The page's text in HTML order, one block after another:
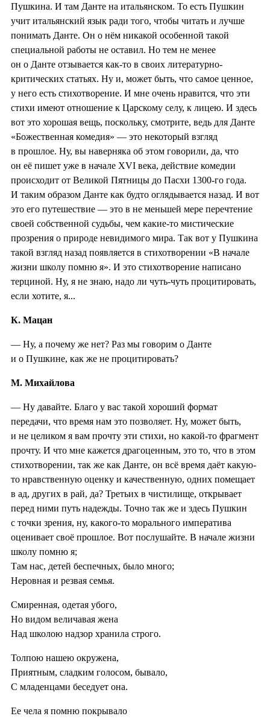
Пушкина. И там Данте на итальянском. То есть Пушкин
учит итальянский язык ради того, чтобы читать и лучше
понимать Данте. Он о нём никакой особенной такой
специальной работы не оставил. Но тем не менее
он о Данте отзывается как-то в своих литературно-
критических статьях. Ну и, может быть, что самое ценное,
у него есть стихотворение. И мне очень нравится, что эти
стихи имеют отношение к Царскому селу, к лицею. И здесь
вот это хорошая вещь, поскольку, смотрите, ведь для Данте
«Божественная комедия» — это некоторый взгляд
в прошлое. Ну, вы наверняка об этом говорили, да, что
он её пишет уже в начале XVI века, действие комедии
происходит от Великой Пятницы до Пасхи 1300-го года.
И таким образом Данте как будто оглядывается назад. И вот
это его путешествие — это в не меньшей мере перечтение
своей собственной судьбы, чем какие-то мистические
прозрения о природе невидимого мира. Так вот у Пушкина
такой взгляд назад появляется в стихотворении «В начале
жизни школу помню я». И это стихотворение написано
терциной. Ну, я не знаю, надо ли чуть-чуть процитировать,
если хотите, я...
К. Мацан
— Ну, а почему же нет? Раз мы говорим о Данте
и о Пушкине, как же не процитировать?
М. Михайлова
— Ну давайте. Благо у вас такой хороший формат
передачи, что время нам это позволяет. Ну, может быть,
и не целиком я вам прочту эти стихи, но какой-то фрагмент
прочту. И что мне кажется драгоценным, это то, что в этом
стихотворении, так же как Данте, он всё время даёт какую-
то нравственную оценку и качественную, одних помещает
в ад, других в рай, да? Третьих в чистилище, открывает
перед ними путь надежды. Точно так же и здесь Пушкин
с точки зрения, ну, какого-то морального императива
оценивает своё прошлое. Вот послушайте. В начале жизни
школу помню я;
Там нас, детей беспечных, было много;
Неровная и резвая семья.
Смиренная, одетая убого,
Но видом величавая жена
Над школою надзор хранила строго.
Толпою нашею окружена,
Приятным, сладким голосом, бывало,
С младенцами беседует она.
Ее чела я помню покрывало